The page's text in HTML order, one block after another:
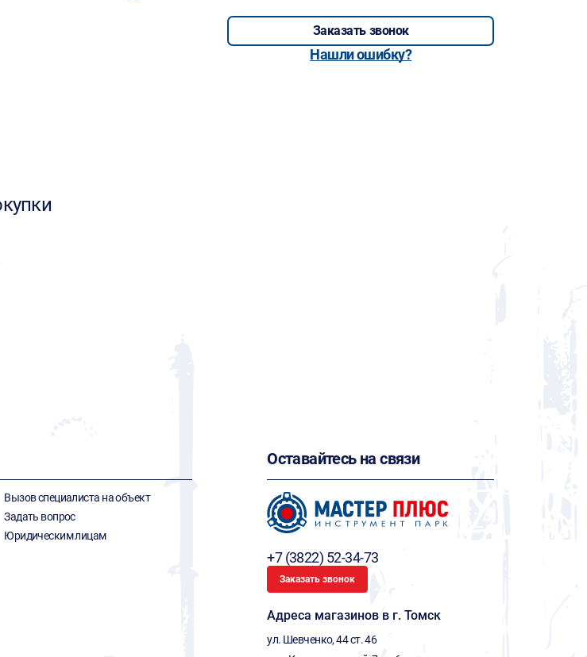
Заказать звонок
Нашли ошибку?
Вызов специалиста на объект
Задать вопрос
Юридическим лицам
Оставайтесь на связи
+7 (3822) 52-34-73
Заказать звонок
Адреса магазинов в г. Томск
ул. Шевченко, 44 ст. 46